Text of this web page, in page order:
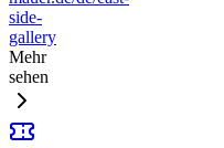
side-
gallery
Mehr
sehen